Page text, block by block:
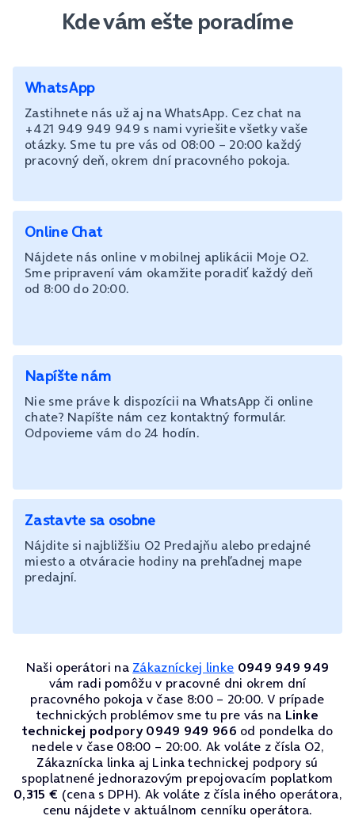
Kde vám ešte poradíme
WhatsApp
Zastihnete nás už aj na WhatsApp. Cez chat na
+421 949 949 949 s nami vyriešite všetky vaše
otázky. Sme tu pre vás od 08:00 – 20:00 každý
pracovný deň, okrem dní pracovného pokoja.
Online Chat
Nájdete nás online v mobilnej aplikácii Moje O2.
Sme pripravení vám okamžite poradiť každý deň
od 8:00 do 20:00.
Napíšte nám
Nie sme práve k dispozícii na WhatsApp či online
chate? Napíšte nám cez kontaktný formulár.
Odpovieme vám do 24 hodín.
Zastavte sa osobne
Nájdite si najbližšiu O2 Predajňu alebo predajné
miesto a otváracie hodiny na prehľadnej mape
predajní.
Naši operátori na Zákazníckej linke 0949 949 949
vám radi pomôžu v pracovné dni okrem dní
pracovného pokoja v čase 8:00 – 20:00. V prípade
technických problémov sme tu pre vás na Linke
technickej podpory 0949 949 966 od pondelka do
nedele v čase 08:00 – 20:00. Ak voláte z čísla O2,
Zákaznícka linka aj Linka technickej podpory sú
spoplatnené jednorazovým prepojovacím poplatkom
0,315 € (cena s DPH). Ak voláte z čísla iného operátora,
cenu nájdete v aktuálnom cenníku operátora.